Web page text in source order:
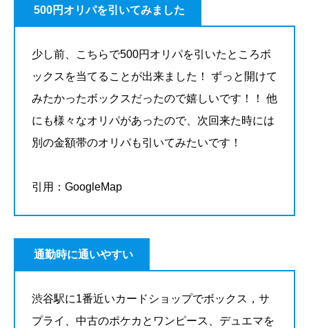
500円オリパを引いてみました
少し前、こちらで500円オリパを引いたところボ
ックスを当てることが出来ました！ ずっと開けて
みたかったボックスだったので嬉しいです！！ 他
にも様々なオリパがあったので、次回来た時には
別の金額帯のオリパも引いてみたいです！
引用：GoogleMap
通勤時に通いやすい
渋谷駅に1番近いカードショップでボックス，サ
プライ、中古のポケカとワンピース、デュエマを